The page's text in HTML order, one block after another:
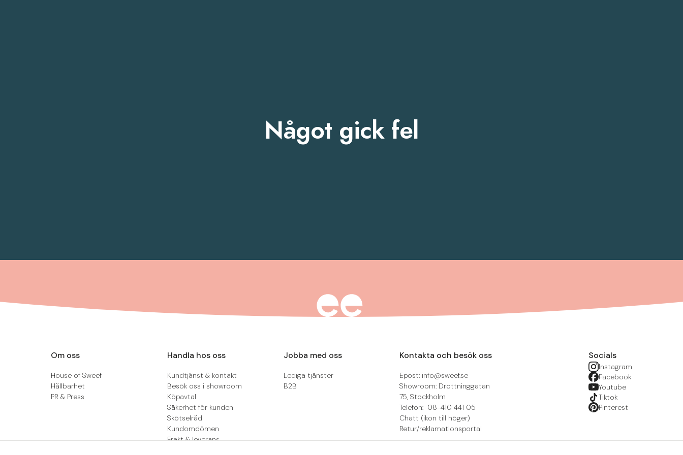
Något gick fel
Om oss
House of Sweef
Hållbarhet
PR & Press
Handla hos oss
Kundtjänst & kontakt
Besök oss i showroom
Köpavtal
Säkerhet för kunden
Skötselråd
Kundomdömen
Frakt & leverans
Jobba med oss
Lediga tjänster
B2B
Kontakta och besök oss
Epost: info@sweef.se
Showroom: Drottninggatan
75, Stockholm
Telefon: 08-410 441 05
Chatt (ikon till höger)
Retur/reklamationsportal
Socials
Instagram
Facebook
Youtube
Tiktok
Pinterest